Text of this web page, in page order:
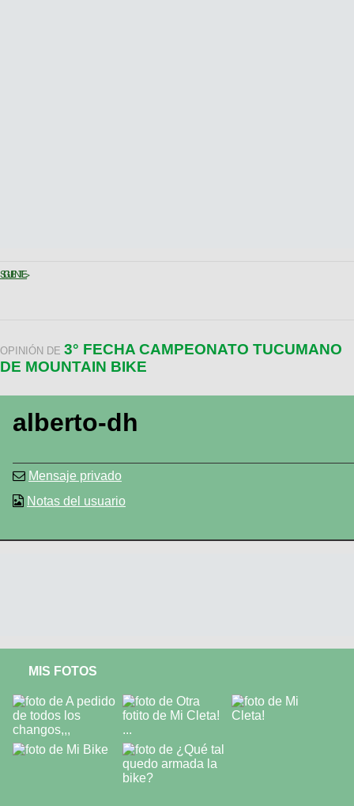
SIGUIENTE >
OPINIÓN DE 3° FECHA CAMPEONATO TUCUMANO
DE MOUNTAIN BIKE
alberto-dh
Mensaje privado
Notas del usuario
MIS FOTOS